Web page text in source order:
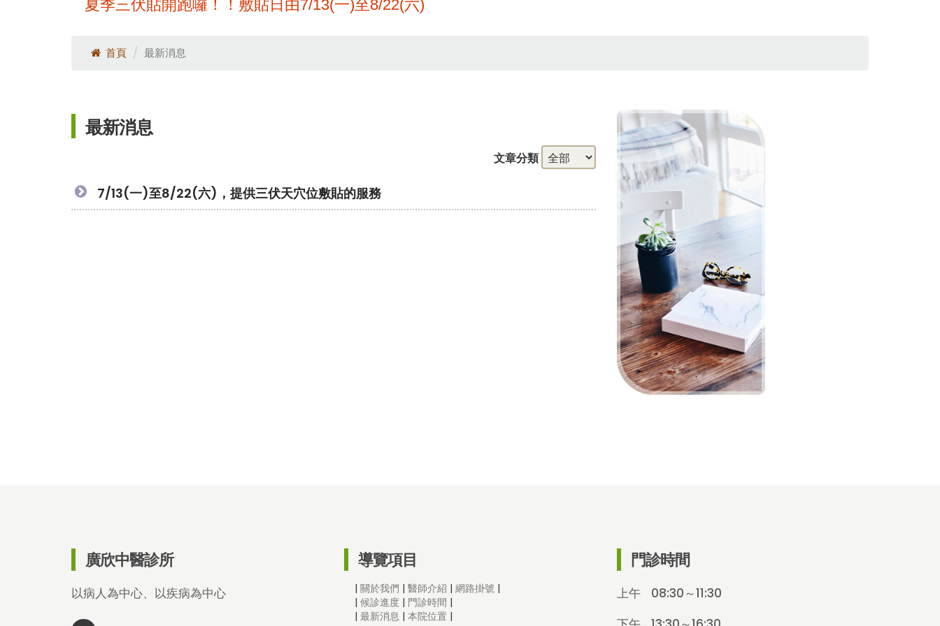
夏季三伏貼開跑囉！！敷貼日由7/13(一)至8/22(六)
首頁 最新消息
最新消息
文章分類
7/13(一)至8/22(六)，提供三伏天穴位敷貼的服務
廣欣中醫診所
以病人為中心、以疾病為中心
導覽項目
| 關於我們 | 醫師介紹 | 網路掛號 |
| 候診進度 | 門診時間 |
| 最新消息 | 本院位置 |
門診時間
上午
08:30～11:30